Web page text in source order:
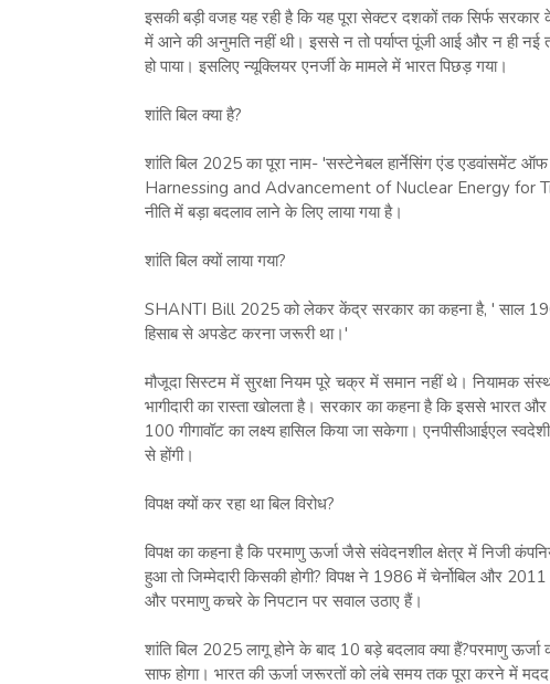
इसकी बड़ी वजह यह रही है कि यह पूरा सेक्टर दशकों तक सिर्फ सरकार
में आने की अनुमति नहीं थी। इससे न तो पर्याप्त पूंजी आई और न ही नई
हो पाया। इसलिए न्यूक्लियर एनर्जी के मामले में भारत पिछड़ गया।
शांति बिल क्या है?
शांति बिल 2025 का पूरा नाम- 'सस्टेनेबल हार्नेसिंग एंड एडवांसमेंट ऑफ
Harnessing and Advancement of Nuclear Energy for
नीति में बड़ा बदलाव लाने के लिए लाया गया है।
शांति बिल क्यों लाया गया?
SHANTI Bill 2025 को लेकर केंद्र सरकार का कहना है, ' साल
हिसाब से अपडेट करना जरूरी था।'
मौजूदा सिस्‍टम में सुरक्षा नियम पूरे चक्र में समान नहीं थे। नियामक
भागीदारी का रास्ता खोलता है। सरकार का कहना है कि इससे
100 गीगावॉट का लक्ष्य हासिल किया जा सकेगा। एनपीसीआईएल
से होंगी।
विपक्ष क्यों कर रहा था बिल विरोध?
विपक्ष का कहना है कि परमाणु ऊर्जा जैसे संवेदनशील क्षेत्र में निजी
हुआ तो जिम्मेदारी किसकी होगी? विपक्ष ने 1986 में चेर्नोबिल और
और परमाणु कचरे के निपटान पर सवाल उठाए हैं।
शांति बिल 2025 लागू होने के बाद 10 बड़े बदलाव क्या हैं?परमाणु ऊर्जा
साफ होगा। भारत की ऊर्जा जरूरतों को लंबे समय तक पूरा करने में मदद